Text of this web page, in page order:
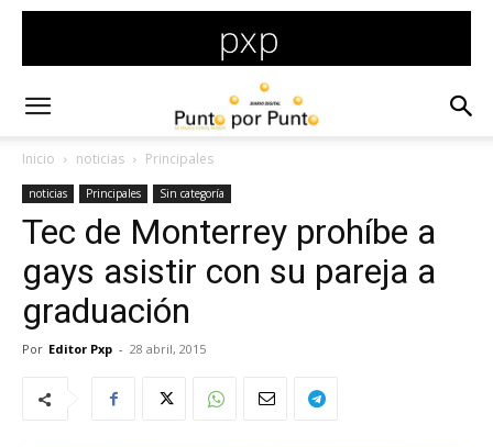
Inicio noticias Principales
noticias Principales Sin categoría
Tec de Monterrey prohíbe a
gays asistir con su pareja a
graduación
Por Editor Pxp - 28 abril, 2015